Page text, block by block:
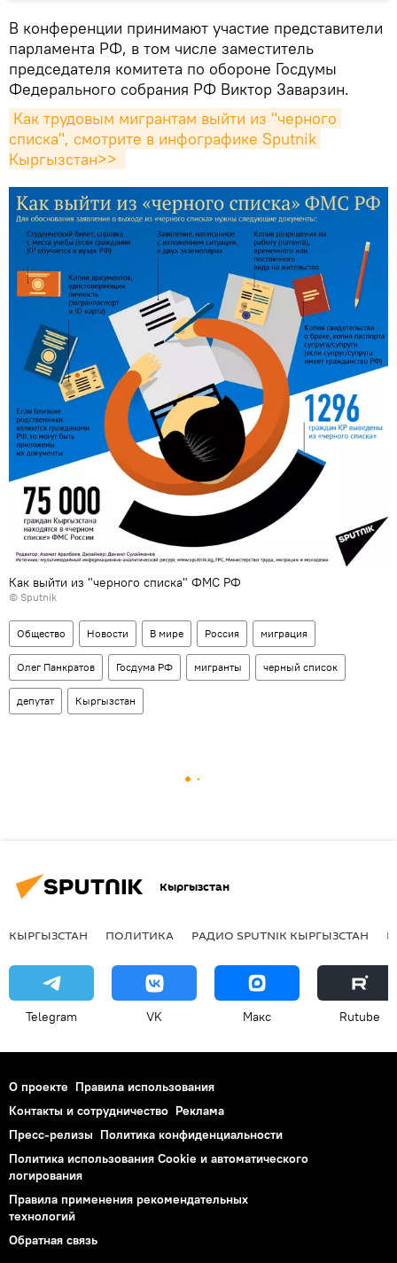
В конференции принимают участие представители
парламента РФ, в том числе заместитель
председателя комитета по обороне Госдумы
Федерального собрания РФ Виктор Заварзин.
Как трудовым мигрантам выйти из "черного
списка", смотрите в инфографике Sputnik
Кыргызстан>>
Как выйти из "черного списка" ФМС РФ
© Sputnik
Общество Новости В мире Россия миграция
Олег Панкратов Госдума РФ мигранты черный список
депутат Кыргызстан
Кыргызстан
КЫРГЫЗСТАН ПОЛИТИКА РАДИО SPUTNIK КЫРГЫЗСТАН
Telegram VK Макс Rutube
О проекте Правила использования
Контакты и сотрудничество Реклама
Пресс-релизы Политика конфиденциальности
Политика использования Cookie и автоматического
логирования
Правила применения рекомендательных
технологий
Обратная связь